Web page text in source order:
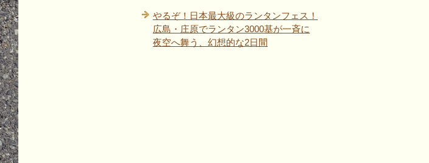
やるぞ！日本最大級のランタンフェス！
広島・庄原でランタン3000基が一斉に
夜空へ舞う、幻想的な2日間